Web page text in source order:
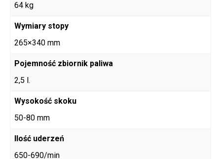
64 kg
Wymiary stopy
265×340 mm
Pojemność zbiornik paliwa
2,5 l.
Wysokość skoku
50-80 mm
Ilość uderzeń
650-690/min